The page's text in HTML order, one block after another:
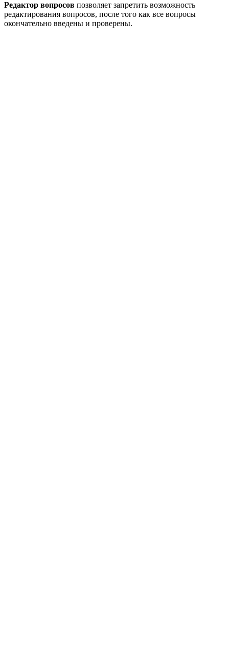
Редактор вопросов позволяет запретить возможность
редактирования вопросов, после того как все вопросы
окончательно введены и проверены.